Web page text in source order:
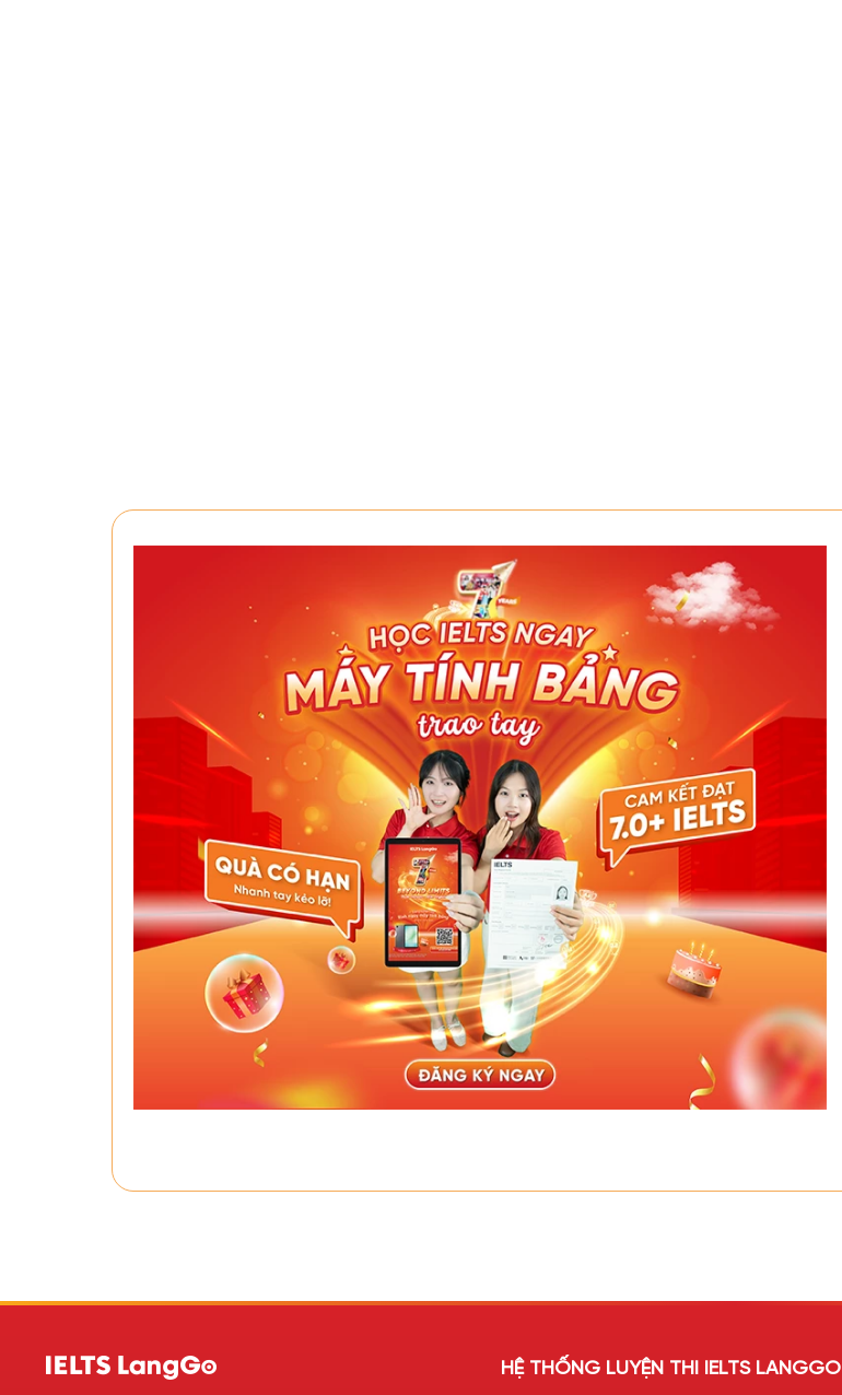
HỆ THỐNG LUYỆN THI IELTS LANGGO